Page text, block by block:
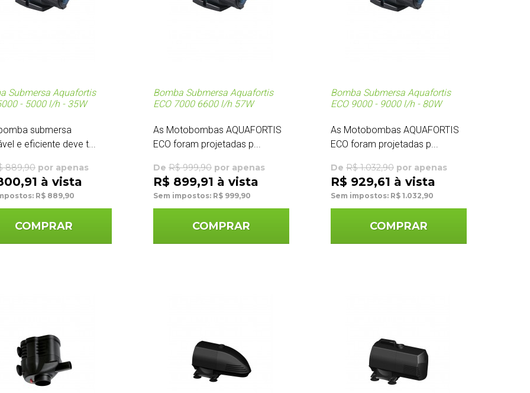
Submersa Aquafortis
- 5000 l/h - 35W
submersa
e eficiente deve t...
889,90 por apenas
à vista
R$ 889,90
COMPRAR
Bomba Submersa Aquafortis
ECO 7000 6600 l/h 57W
As Motobombas AQUAFORTIS
ECO foram projetadas p...
De R$ 999,90por apenas
R$ 899,91 à vista
Sem impostos: R$ 999,90
COMPRAR
Bomba Submersa Aquafortis
ECO 9000 - 9000 l/h - 80W
As Motobombas AQUAFORTIS
ECO foram projetadas p...
De R$ 1.032,90por apenas
R$ 929,61 à vista
Sem impostos: R$ 1.032,90
COMPRAR